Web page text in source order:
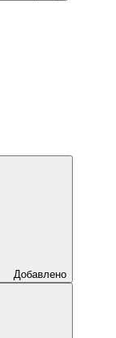
Добавлено